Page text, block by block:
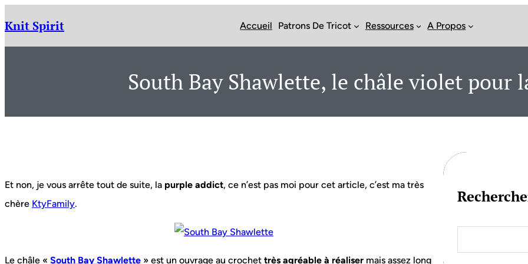
contenu
Knit Spirit Accueil Patrons De Tricot Ressources A Propos
South Bay Shawlette, le châle violet pour
Et non, je vous arrête tout de suite, la purple addict, ce n’est pas moi pour cet article, c’est ma très
chère KtyFamily.
Le châle « South Bay Shawlette » est un ouvrage au crochet très agréable à réaliser mais assez long
a